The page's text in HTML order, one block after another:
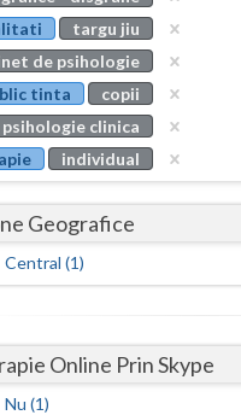
Buzau
Calarasi
Caras-Severin
Cluj
Constanta
Dolj
targu jiu
de psihologie
tinta
copii
psihologie clinica
individual
Geografice
Central (1)
Online Prin Skype
Nu (1)